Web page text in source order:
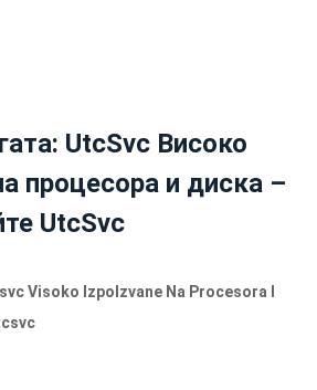
UtcSvc Високо
процесора и диска –
UtcSvc
Visoko Izpolzvane Na Procesora I